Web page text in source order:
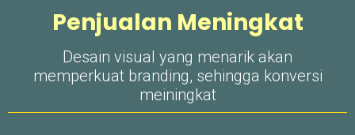
Penjualan Meningkat
Desain visual yang menarik akan
memperkuat branding, sehingga konversi
meiningkat